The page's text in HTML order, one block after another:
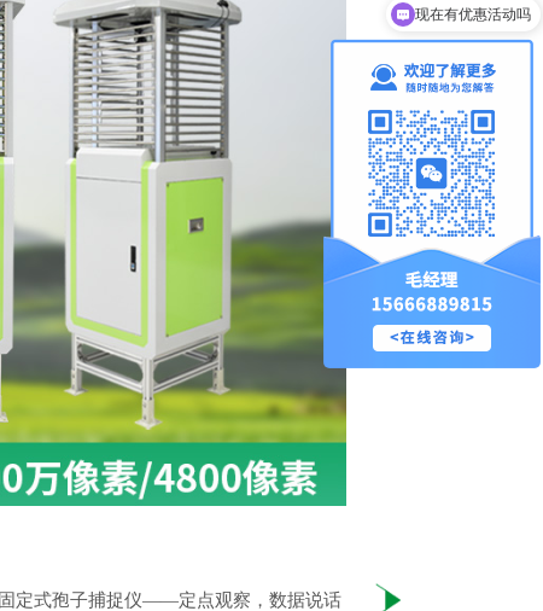
固定式孢子捕捉仪——定点观察，数据说话
可以介绍下你们的产品么